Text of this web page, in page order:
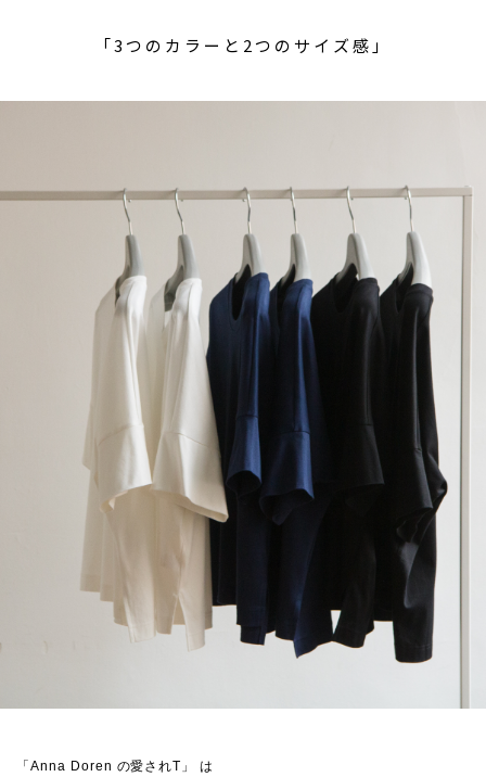
「3つのカラーと2つのサイズ感」
「Anna Doren の愛されT」 は